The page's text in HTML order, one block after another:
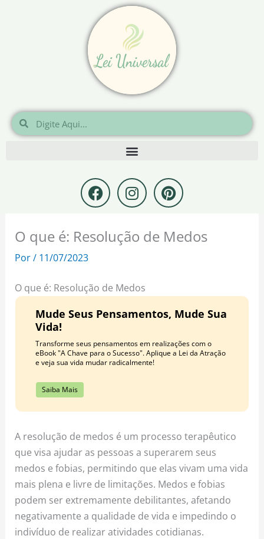
Pesquisar
Pesquisar
F
a
c
e
b
k
I
n
s
t
a
a
m
P
i
n
t
e
t
O que é: Resolução de Medos
Por/ 11/07/2023
O que é: Resolução de Medos
Mude Seus Pensamentos, Mude Sua
Vida!
Transforme seus pensamentos em realizações com o
eBook "A Chave para o Sucesso". Aplique a Lei da Atração
e veja sua vida mudar radicalmente!
Saiba Mais
A resolução de medos é um processo terapêutico
que visa ajudar as pessoas a superarem seus
medos e fobias, permitindo que elas vivam uma vida
mais plena e livre de limitações. Medos e fobias
podem ser extremamente debilitantes, afetando
negativamente a qualidade de vida e impedindo o
indivíduo de realizar atividades cotidianas.